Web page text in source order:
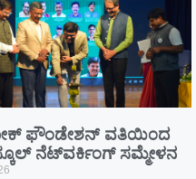
ಫೌಂಡೇಶನ್ ವತಿಯಿಂದ
ನೆಟ್‌ವರ್ಕಿಂಗ್ ಸಮ್ಮೇಳನ